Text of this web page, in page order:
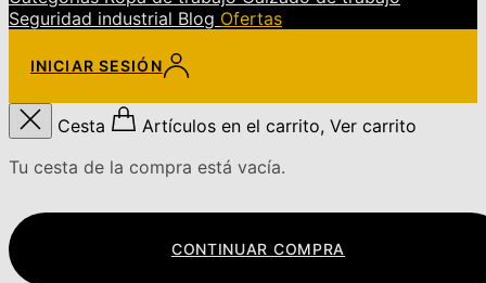
Seguridad industrial Blog Ofertas
INICIAR SESIÓN
Cesta
Artículos en el carrito, Ver carrito
Tu cesta de la compra está vacía.
CONTINUAR COMPRA